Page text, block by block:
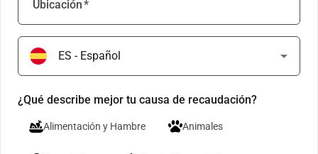
Ubicación*
arrow_drop_down
¿Qué describe mejor tu causa de recaudación?
Alimentación y Hambre Animales